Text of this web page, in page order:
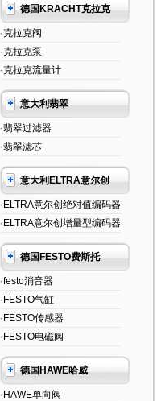
德国KRACHT克拉克
·克拉克阀
·克拉克泵
·克拉克流量计
意大利翡翠
·翡翠过滤器
·翡翠滤芯
意大利ELTRA意尔创
·ELTRA意尔创绝对值编码器
·ELTRA意尔创增量型编码器
德国FESTO费斯托
·festo消音器
·FESTO气缸
·FESTO传感器
·FESTO电磁阀
德国HAWE哈威
·HAWE单向阀